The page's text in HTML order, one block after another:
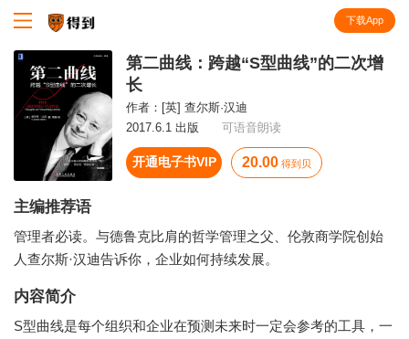
下载App
第二曲线：跨越“S型曲线”的二次增
长
作者： [英] 查尔斯·汉迪
2017.6.1 出版
可语音朗读
开通电子书VIP 20.00 得到贝
主编推荐语
管理者必读。与德鲁克比肩的哲学管理之父、伦敦商学院创始
人查尔斯·汉迪告诉你，企业如何持续发展。
内容简介
S型曲线是每个组织和企业在预测未来时一定会参考的工具，一